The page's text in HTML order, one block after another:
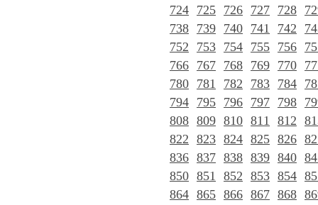
724 725 726 727 728
738 739 740 741 742
752
753 754 755 756
766 767 768 769 770
780 781 782 783 784
794 795 796 797 798
808 809 810 811 812
822 823 824 825 826
836 837 838 839 840
850 851 852 853 854
864 865 866 867 868